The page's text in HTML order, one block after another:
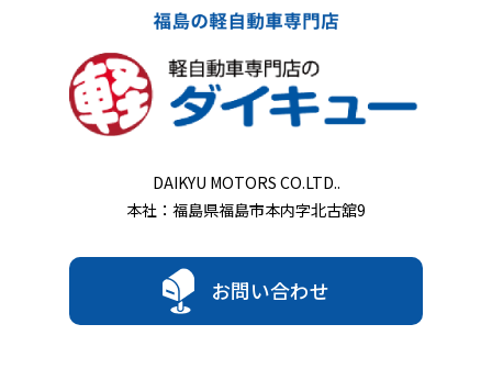
DAIKYU MOTORS CO.LTD..
本社：福島県福島市本内字北古舘9
お問い合わせ